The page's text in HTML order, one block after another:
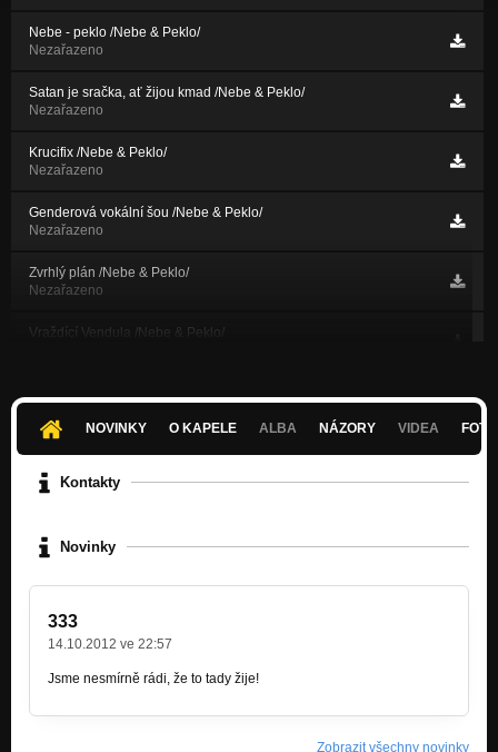
Nebe - peklo /Nebe & Peklo/
Nezařazeno
Satan je sračka, ať žijou kmad /Nebe & Peklo/
Nezařazeno
Krucifix /Nebe & Peklo/
Nezařazeno
Genderová vokální šou /Nebe & Peklo/
Nezařazeno
Zvrhlý plán /Nebe & Peklo/
Nezařazeno
Vraždící Vendula /Nebe & Peklo/
Balada o penězích
Nezařazeno
Nezařazeno
Nezařazeno
Nezařazeno
NOVINKY O KAPELE ALBA NÁZORY VIDEA
Kontakty
Novinky
333
14.10.2012 ve 22:57
Jsme nesmírně rádi, že to tady žije!
Zobrazit všechny novinky